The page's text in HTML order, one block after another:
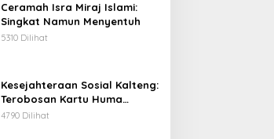
Ceramah Isra Miraj Islami:
Singkat Namun Menyentuh
5310 Dilihat
Kesejahteraan Sosial Kalteng:
Terobosan Kartu Huma
Betang
4790 Dilihat